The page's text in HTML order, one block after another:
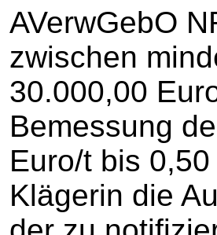
AVerwGebO
zwischen
30.000,00
Bemessung
Euro/t bis
Klägerin die